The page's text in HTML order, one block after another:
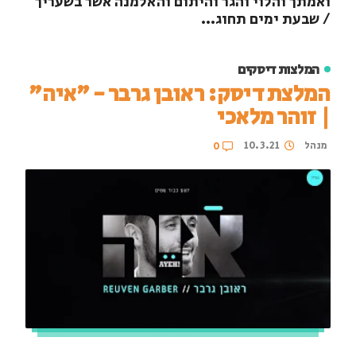
/ שבעת ימים תחוג...
המלצות דיסקים
המלצת דיסק: ראובן גרבר - "איה"
| זוהר מלאכי
מנהל 10.3.21
0